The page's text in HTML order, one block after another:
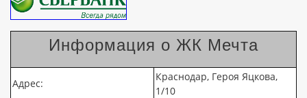
Информация о ЖК Мечта
Адрес:
Краснодар, Героя Яцкова,
1/10